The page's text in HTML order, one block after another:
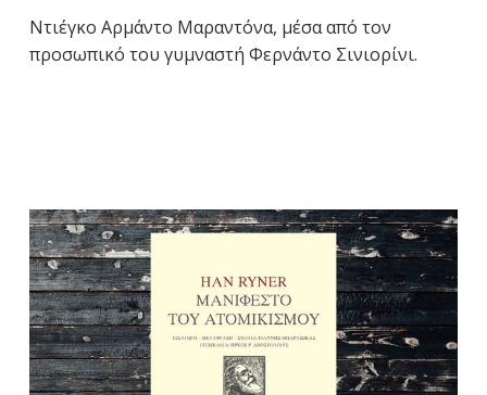
Ντιέγκο Αρμάντο Μαραντόνα, μέσα από τον
προσωπικό του γυμναστή Φερνάντο Σινιορίνι.